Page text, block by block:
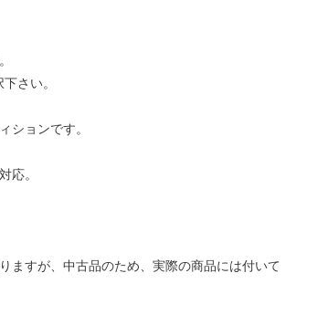
さい。
ションです。
応。
ますが、中古品のため、実際の商品には付いて